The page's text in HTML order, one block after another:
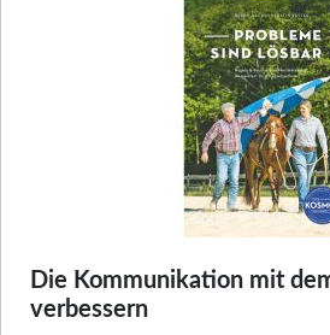
Die Kommunikation mit
verbessern